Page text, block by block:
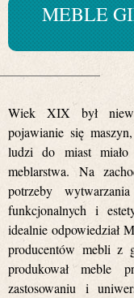
MEBLE
Wiek XIX był
pojawianie się
ludzi do miast
meblarstwa. Na
potrzeby
funkcjonalnych i
idealnie odpowiedział
producentów mebli z
produkował meble
zastosowaniu i